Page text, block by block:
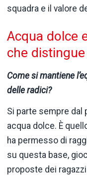
squadra e il valore
Acqua dolce
che
Come si mantiene
delle radici?
Si parte sempre dal
acqua dolce. È
ha permesso di
su questa base,
proposte dei